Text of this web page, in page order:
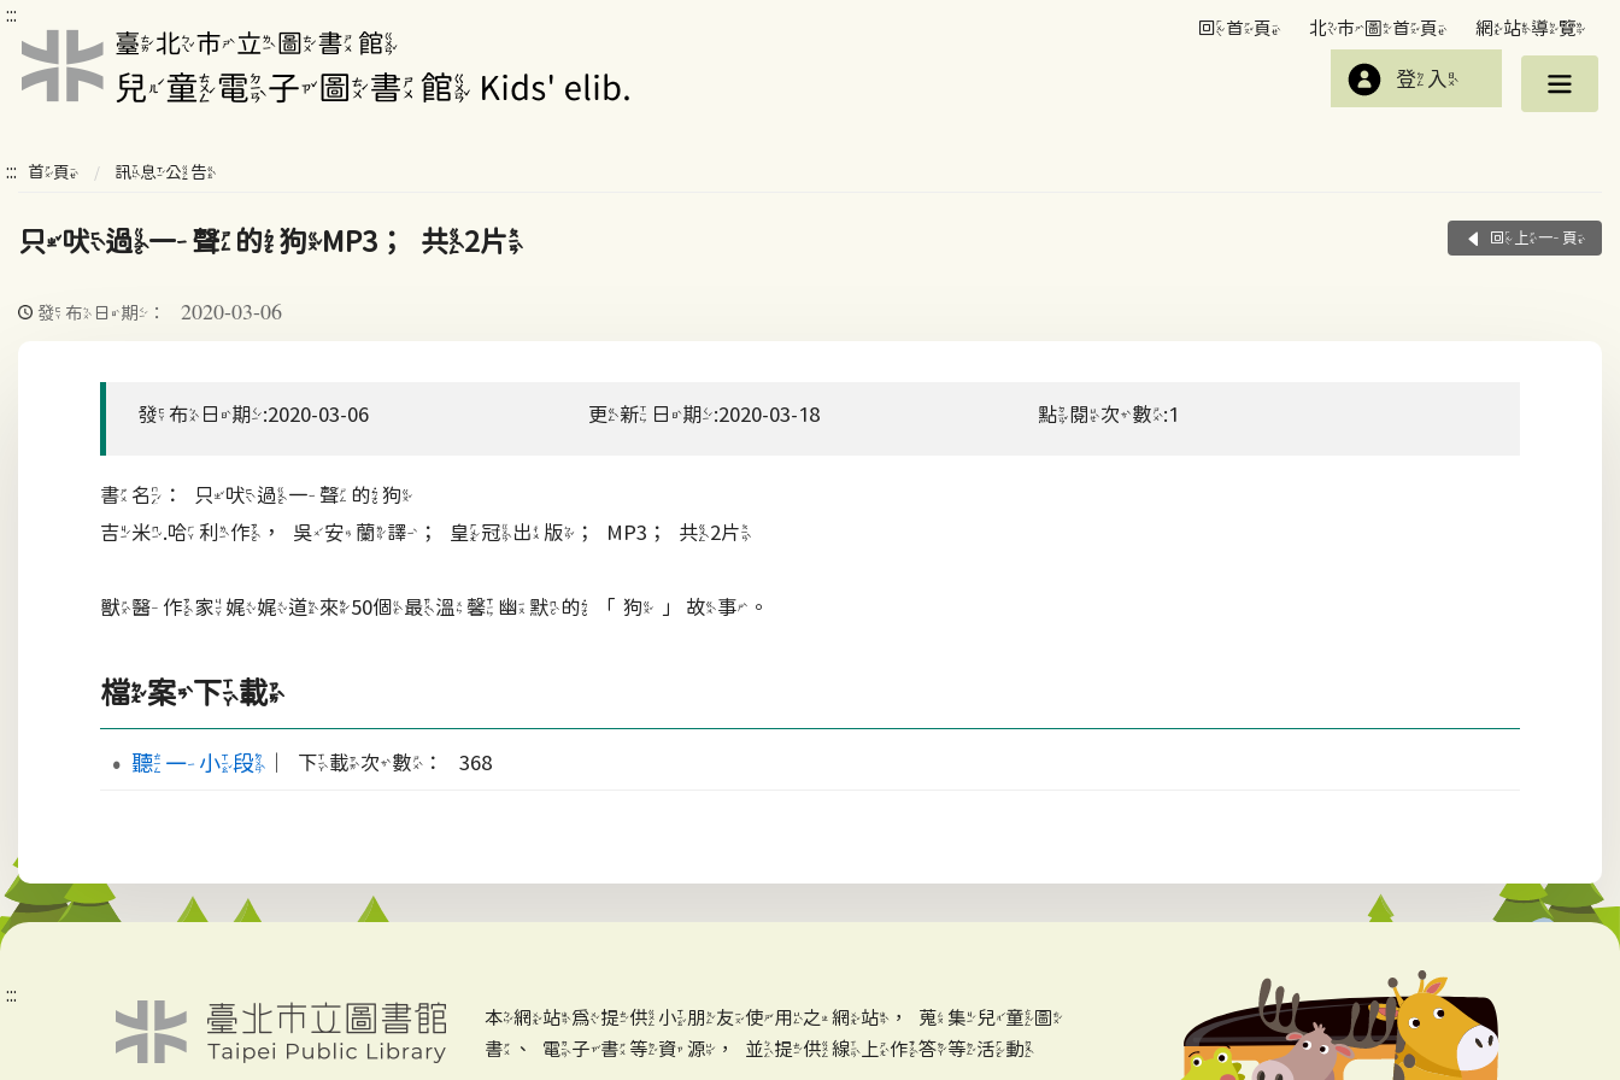
:::
回首頁 北市圖首頁 網站導覽
登入
::: 首頁 訊息公告
只吠過一聲的狗MP3；共2片 回上一頁
發布日期： 2020-03-06
發布日期:2020-03-06 更新日期:2020-03-18 點閱次數:1
書名：只吠過一聲的狗
吉米.哈利作，吳安蘭譯；皇冠出版；MP3；共2片
獸醫作家娓娓道來50個最溫馨幽默的「狗」故事。
檔案下載
聽一小段 ｜下載次數： 368
:::
本網站為提供小朋友使用之網站，蒐集兒童圖
書、電子書等資源，並提供線上作答等活動